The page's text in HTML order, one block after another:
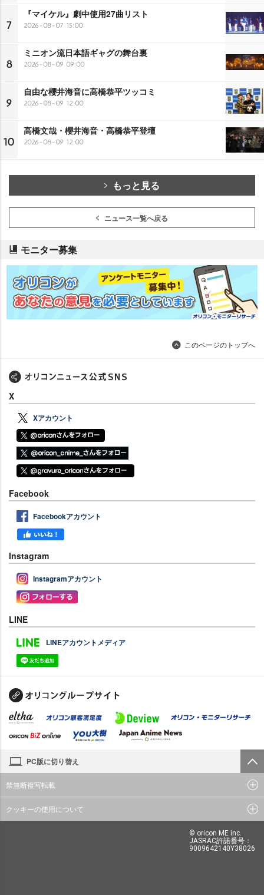
7
『マイケル』劇中使用27曲リスト
2026-08-07 15:00
8
ミニオン流日本語ギャグの舞台裏
2026-08-09 09:00
9
自由な櫻井海音に高橋恭平ツッコミ
2026-08-09 12:00
10
高橋文哉・櫻井海音・高橋恭平登壇
2026-08-09 12:00
もっと見る
ニュース一覧へ戻る
モニター募集
このページのトップへ
X
Xアカウント
Facebook
Facebookアカウント
Instagram
Instagramアカウント
LINE
LINEアカウントメディア
PC版に切り替え
禁無断複写転載
クッキーの使用について
© oricon ME inc.
JASRAC許諾番号：
9009642140Y38026